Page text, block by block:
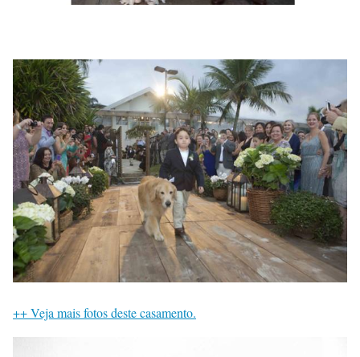
++ Veja mais fotos deste casamento.